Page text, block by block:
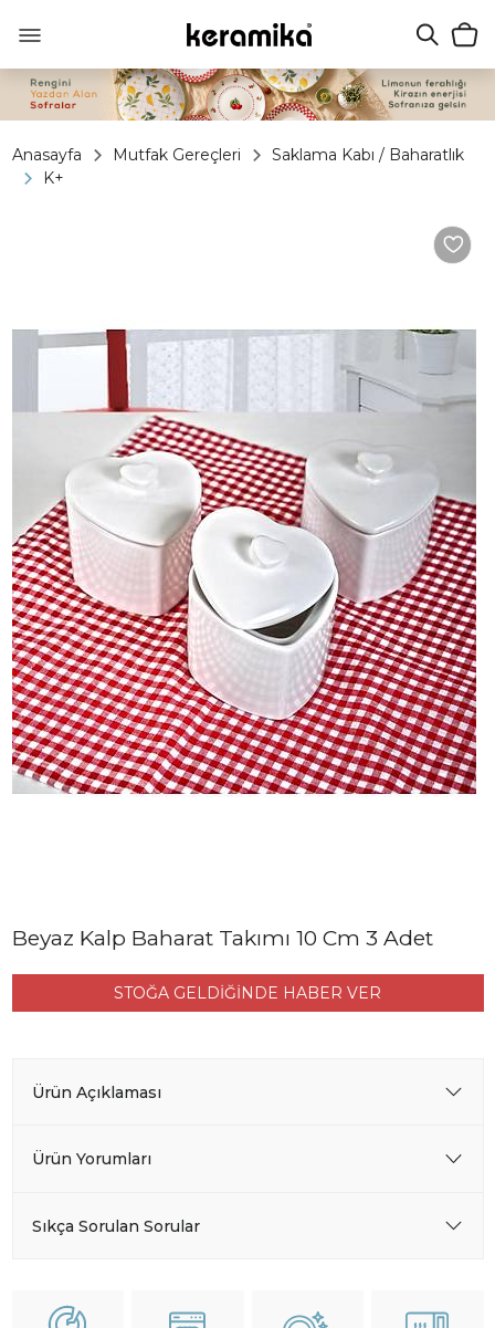
Anasayfa Mutfak Gereçleri
Saklama Kabı / Baharatlık
K+
Beyaz Kalp Baharat Takımı 10 Cm 3 Adet
STOĞA GELDİĞİNDE HABER VER
Ürün Açıklaması
Ürün Yorumları
Sıkça Sorulan Sorular